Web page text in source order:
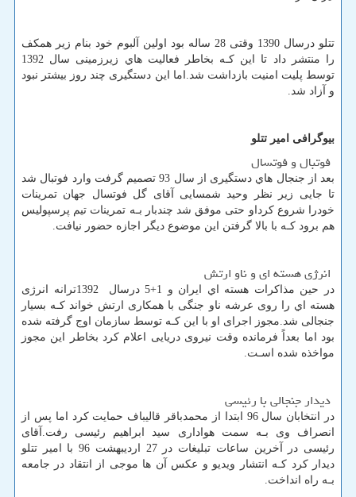
تتلو درسال 1390 وقتی 28 ساله بود اولین آلبوم خود بنام زیر همکف
را منتشر داد تا این کـه بخاطر فعالیت هاي‌ زیرزمینی سال 1392
توسط پلیت امنیت بازداشت شد.اما این دستگیری چند روز بیشتر نبود
و آزاد شد.
بیوگرافی امیر تتلو
فوتبال و فوتسال
بعد از جنجال هاي‌ دستگیری از سال 93 تصمیم گرفت وارد فوتبال شد
تا جایی زیر نظر وحید شمسایی آقای گل فوتسال جهان تمرینات
خودرا شروع کرداو حتی موفق شد چندبار بـه تمرینات تیم پرسپولیس
هم برود کـه با بالا گرفتن این موضوع دیگر اجازه حضور نیافت.
انرژی هسته ای و ناو ارتش
در حین مذاکرات هسته اي ایران و 1+5 درسال 1392ترانه انرژی
هسته اي را روی عرشه ناو جنگی با همکاری ارتش خواند کـه بسیار
جنجالی شد.مجوز اجرای او با این کـه توسط سازمان اوج گرفته شده
بود اما بعداً فرمانده وقت نیروی دریایی اعلام کرد بخاطر این مجوز
مواخذه شده اسـت.
دیدار جنجالی با رئیسی
در انتخابان سال 96 ابتدا از محمدباقر قالیباف حمایت کرد اما پس از
انصراف وی بـه سمت هواداری سید ابراهیم رئیسی رفت.آقای
رئیسی در آخرین ساعات تبلیغات در 27 اردیبهشت 96 با امیر تتلو
دیدار کرد کـه انتشار ویدیو و عکس آن ها موجی از انتقاد در جامعه
بـه راه انداخت.